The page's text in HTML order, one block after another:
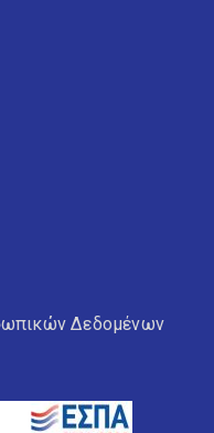
Δεδομένων